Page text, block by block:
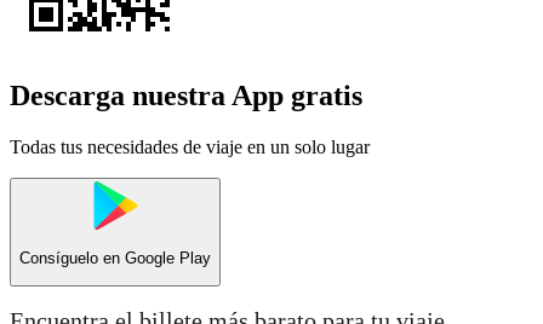
Descarga nuestra App gratis
Todas tus necesidades de viaje en un solo lugar
Consíguelo en Google Play